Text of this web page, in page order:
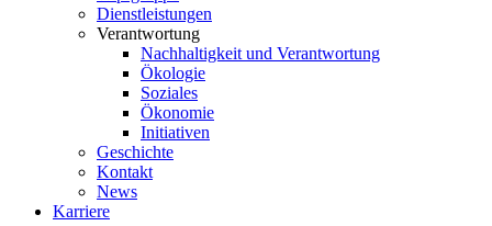
Dienstleistungen
Verantwortung
Nachhaltigkeit und Verantwortung
Ökologie
Soziales
Ökonomie
Initiativen
Geschichte
Kontakt
News
Karriere